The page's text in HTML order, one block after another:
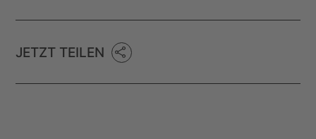
JETZT TEILEN